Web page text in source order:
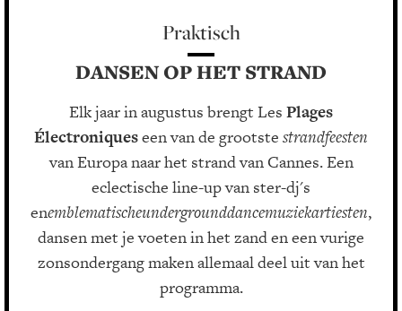
Praktisch
DANSEN OP HET STRAND
Elk jaar in augustus brengt Les Plages
Électroniqueseen van de grootste strandfeesten
van Europa naar het strand van Cannes. Een
eclectische line-up van ster-dj's
enemblematischeundergrounddancemuziekartiesten,
dansen met je voeten in het zand en een vurige
zonsondergang maken allemaal deel uit van het
programma.